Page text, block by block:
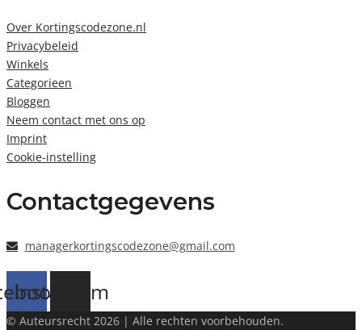
Over Kortingscodezone.nl
Privacybeleid
Winkels
Categorieen
Bloggen
Neem contact met ons op
Imprint
Cookie-instelling
Contactgegevens
managerkortingscodezone@gmail.com
Instagram
© Auteursrecht 2026 | Alle rechten voorbehouden.